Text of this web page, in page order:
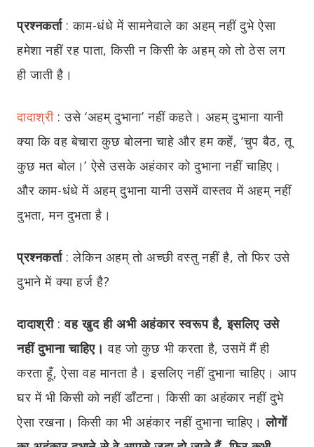
प्रश्नकर्ता: काम-धंधे में सामनेवाले का अहम् नहीं दुभे ऐसा
हमेशा नहीं रह पाता, किसी न किसी के अहम् को तो ठेस लग
ही जाती है।
दादाश्री: उसे ‘अहम् दुभाना’ नहीं कहते। अहम् दुभाना यानी
क्या कि वह बेचारा कुछ बोलना चाहे और हम कहें, ‘चुप बैठ, तू
कुछ मत बोल।’ ऐसे उसके अहंकार को दुभाना नहीं चाहिए।
और काम-धंधे में अहम् दुभाना यानी उसमें वास्तव में अहम् नहीं
दुभता, मन दुभता है।
प्रश्नकर्ता: लेकिन अहम् तो अच्छी वस्तु नहीं है, तो फिर उसे
दुभाने में क्या हर्ज है?
दादाश्री:वह खुद ही अभी अहंकार स्वरूप है, इसलिए उसे
नहीं दुभाना चाहिए। वह जो कुछ भी करता है, उसमें मैं ही
करता हूँ, ऐसा वह मानता है। इसलिए नहीं दुभाना चाहिए। आप
घर में भी किसी को नहीं डाँटना। किसी का अहंकार नहीं दुभे
ऐसा रखना। किसी का भी अहंकार नहीं दुभाना चाहिए।लोगों